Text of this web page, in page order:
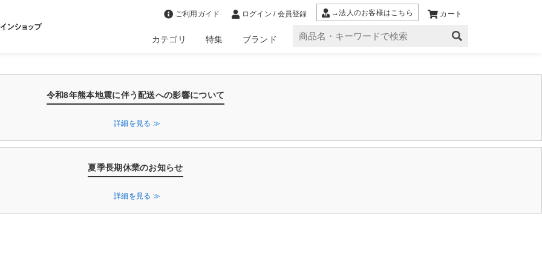
ご利用ガイド ログイン / 会員登録 →法人のお客様はこちら カート
カテゴリ 特集 ブランド
令和8年熊本地震に伴う配送への影響について
詳細を見る ≫
夏季長期休業のお知らせ
詳細を見る ≫